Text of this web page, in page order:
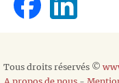
Tous droits réservés ©